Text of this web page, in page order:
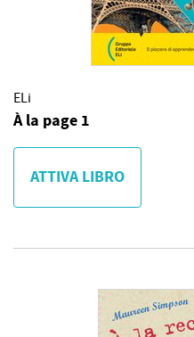
ELi
À la page 1
ATTIVA LIBRO